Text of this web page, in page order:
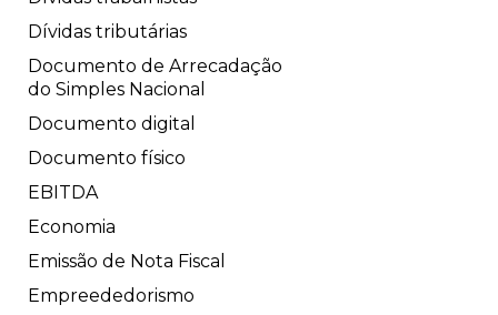
Dívidas tributárias
Documento de Arrecadação
do Simples Nacional
Documento digital
Documento físico
EBITDA
Economia
Emissão de Nota Fiscal
Empreededorismo